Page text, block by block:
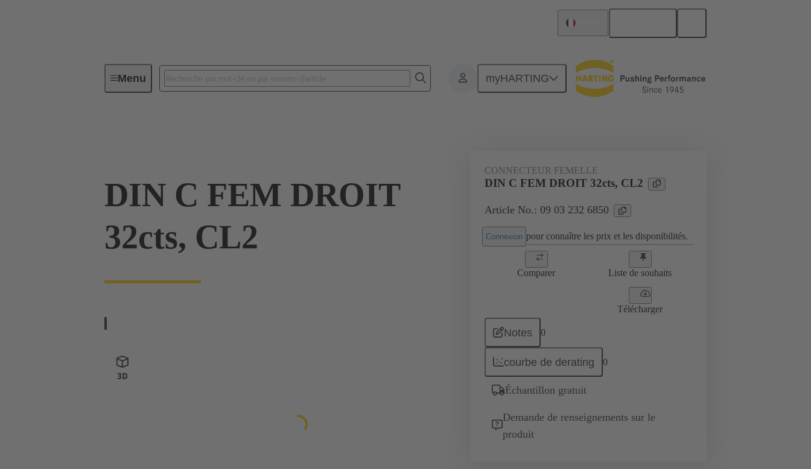
Menu myHARTING
Connectivité d'Equipements Connecteurs carte à carte Produits Raccordement carte mère à carte fille
DIN C FEM DROIT
32cts, CL2
CONNECTEUR FEMELLE
DIN C FEM DROIT 32cts, CL2
Article No.: 09 03 232 6850
Connexion pour connaître les prix et les disponibilités.
Comparer Liste de souhaits
Télécharger
Notes 0
courbe de derating 0
Échantillon gratuit
Demande de renseignements sur le
produit